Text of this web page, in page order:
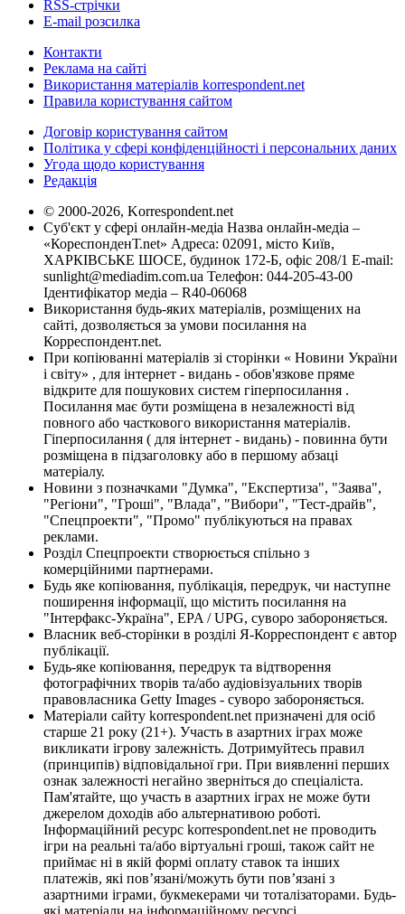
RSS-стрічки
E-mail розсилка
Контакти
Реклама на сайті
Використання матеріалів korrespondent.net
Правила користування сайтом
Договір користування сайтом
Політика у сфері конфіденційності і персональних даних
Угода щодо користування
Редакція
© 2000-2026, Korrespondent.net
Суб'єкт у сфері онлайн-медіа Назва онлайн-медіа –
«КореспонденТ.net» Адреса: 02091, місто Київ,
ХАРКІВСЬКЕ ШОСЕ, будинок 172-Б, офіс 208/1 E-mail:
sunlight@mediadim.com.ua Телефон: 044-205-43-00
Ідентифікатор медіа – R40-06068
Використання будь-яких матеріалів, розміщених на
сайті, дозволяється за умови посилання на
Корреспондент.net.
При копіюванні матеріалів зі сторінки « Новини України
і світу» , для інтернет - видань - обов'язкове пряме
відкрите для пошукових систем гіперпосилання .
Посилання має бути розміщена в незалежності від
повного або часткового використання матеріалів.
Гіперпосилання ( для інтернет - видань) - повинна бути
розміщена в підзаголовку або в першому абзаці
матеріалу.
Новини з позначками "Думка", "Експертиза", "Заява",
"Регіони", "Гроші", "Влада", "Вибори", "Тест-драйв",
"Спецпроекти", "Промо" публікуються на правах
реклами.
Розділ Спецпроекти створюється спільно з
комерційними партнерами.
Будь яке копіювання, публікація, передрук, чи наступне
поширення інформації, що містить посилання на
"Інтерфакс-Україна", EPA / UPG, суворо забороняється.
Власник веб-сторінки в розділі Я-Корреспондент є автор
публікації.
Будь-яке копіювання, передрук та відтворення
фотографічних творів та/або аудіовізуальних творів
правовласника Getty Images - суворо забороняється.
Матеріали сайту korrespondent.net призначені для осіб
старше 21 року (21+). Участь в азартних іграх може
викликати ігрову залежність. Дотримуйтесь правил
(принципів) відповідальної гри. При виявленні перших
ознак залежності негайно зверніться до спеціаліста.
Пам'ятайте, що участь в азартних іграх не може бути
джерелом доходів або альтернативою роботі.
Інформаційний ресурс korrespondent.net не проводить
ігри на реальні та/або віртуальні гроші, також сайт не
приймає ні в якій формі оплату ставок та інших
платежів, які пов’язані/можуть бути пов’язані з
азартними іграми, букмекерами чи тоталізаторами. Будь-